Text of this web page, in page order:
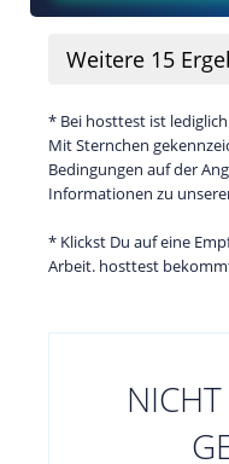
Weitere 15
* Bei hosttest ist
Mit Sternchen
Bedingungen auf der
Informationen zu
* Klickst Du auf eine
Arbeit. hosttest